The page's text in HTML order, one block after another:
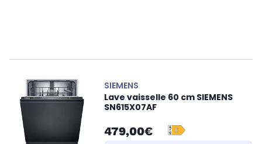
SIEMENS
Lave vaisselle 60 cm SIEMENS
SN615X07AF
479,00€